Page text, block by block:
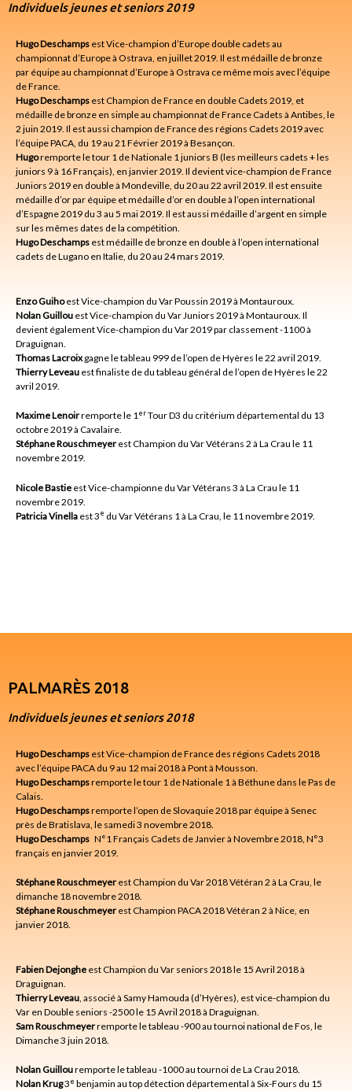
Individuels jeunes et seniors 2019
Hugo Deschamps est Vice-champion d’Europe double cadets au
championnat d’Europe à Ostrava, en juillet 2019. Il est médaille de bronze
par équipe au championnat d’Europe à Ostrava ce même mois avec l’équipe
de France.
Hugo Deschamps est Champion de France en double Cadets 2019, et
médaille de bronze en simple au championnat de France Cadets à Antibes, le
2 juin 2019. Il est aussi champion de France des régions Cadets 2019 avec
l’équipe PACA, du 19 au 21 Février 2019 à Besançon.
Hugoremporte le tour 1 de Nationale 1 juniors B (les meilleurs cadets + les
juniors 9 à 16 Français), en janvier 2019. Il devient vice-champion de France
Juniors 2019 en double à Mondeville, du 20 au 22 avril 2019. Il est ensuite
médaille d’or par équipe et médaille d’or en double à l’open international
d’Espagne 2019 du 3 au 5 mai 2019. Il est aussi médaille d’argent en simple
sur les mêmes dates de la compétition.
Hugo Deschamps est médaille de bronze en double à l’open international
cadets de Lugano en Italie, du 20 au 24 mars 2019.
Enzo Guihoest Vice-champion du Var Poussin 2019 à Montauroux.
Nolan Guillou est Vice-champion du Var Juniors 2019 à Montauroux. Il
devient également Vice-champion du Var 2019 par classement -1100 à
Draguignan.
Thomas Lacroixgagne le tableau 999 de l’open de Hyères le 22 avril 2019.
Thierry Leveau est finaliste de du tableau général de l’open de Hyères le 22
avril 2019.
Maxime Lenoirremporte le 1erTour D3 du critérium départemental du 13
octobre 2019 à Cavalaire.
Stéphane Rouschmeyer est Champion du Var Vétérans 2 à La Crau le 11
novembre 2019.
Nicole Bastie est Vice-championne du Var Vétérans 3 à La Crau le 11
novembre 2019.
Patricia Vinella est 3e du Var Vétérans 1 à La Crau, le 11 novembre 2019.
PALMARÈS 2018
Individuels jeunes et seniors 2018
Hugo Deschamps est Vice-champion de France des régions Cadets 2018
avec l’équipe PACA du 9 au 12 mai 2018 à Pont à Mousson.
Hugo Deschampsremporte le tour 1 de Nationale 1 à Béthune dans le Pas de
Calais.
Hugo Deschampsremporte l’open de Slovaquie 2018 par équipe à Senec
près de Bratislava, le samedi 3 novembre 2018.
Hugo Deschamps N°1 Français Cadets de Janvier à Novembre 2018, N°3
français en janvier 2019.
Stéphane Rouschmeyer est Champion du Var 2018 Vétéran 2 à La Crau, le
dimanche 18 novembre 2018.
Stéphane Rouschmeyer est Champion PACA 2018 Vétéran 2 à Nice, en
janvier 2018.
Fabien Dejonghe est Champion du Var seniors 2018 le 15 Avril 2018 à
Draguignan.
Thierry Leveau, associé à Samy Hamouda (d’Hyères), est vice-champion du
Var en Double seniors -2500 le 15 Avril 2018 à Draguignan.
Sam Rouschmeyerremporte le tableau -900 au tournoi national de Fos, le
Dimanche 3 juin 2018.
Nolan Guillouremporte le tableau -1000 au tournoi de La Crau 2018.
Nolan Krug3e benjamin au top détection départemental à Six-Fours du 15